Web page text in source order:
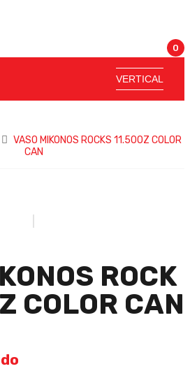
0
VERTICAL
VASO MIKONOS ROCKS 11.50OZ COLOR
CAN
ROCK
COLOR CAN